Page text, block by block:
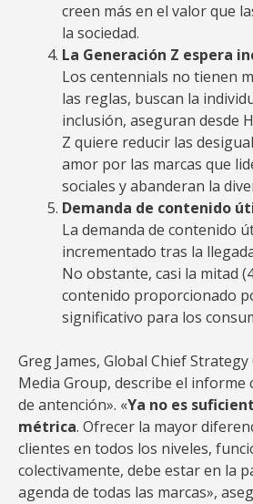
creen más en el valor que
la sociedad.
La Generación Z espera
Los centennials no tienen
las reglas, buscan la
inclusión, aseguran desde
Z quiere reducir las
amor por las marcas que
sociales y abanderan la
Demanda de contenido
La demanda de contenido
incrementado tras la
No obstante, casi la mitad
contenido proporcionado
significativo para los
Greg James, Global Chief
Media Group, describe el informe
de antención». «Ya no es
métrica. Ofrecer la mayor
clientes en todos los niveles,
colectivamente, debe estar en la
agenda de todas las marcas»,